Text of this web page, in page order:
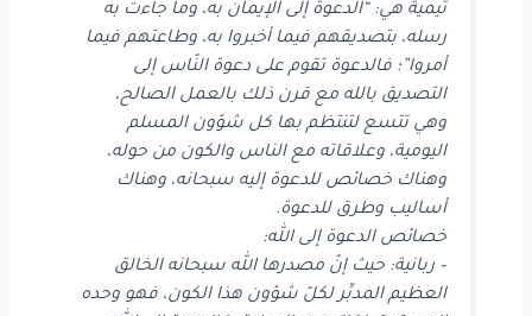
تيمية هي: “الدعوة إلى الإيمان به، وما جاءت به
رسله، بتصديقهم فيما أخبروا به، وطاعتهم فيما
أمروا”؛ فالدعوة تقوم على دعوة النّاس إلى
التصديق بالله مع قرن ذلك بالعمل الصالح،
وهي تتسع لتنتظم بها كل شؤون المسلم
اليومية، وعلاقاته مع الناس والكون من حوله،
وهناك خصائص للدعوة إليه سبحانه، وهناك
أساليب وطرق للدعوة.
خصائص الدعوة إلى الله:
– ربانية: حيث إنّ مصدرها الله سبحانه الخالق
العظيم المدبِّر لكلّ شؤون هذا الكون، فهو وحده